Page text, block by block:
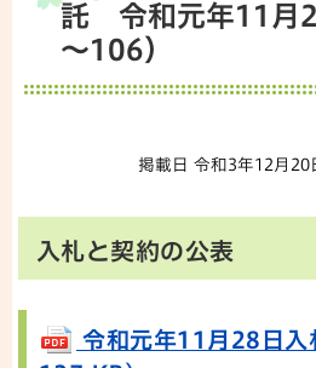
託 令和元年11月
～106）
掲載日 令和3年12月20
入札と契約の公表
令和元年11月28日